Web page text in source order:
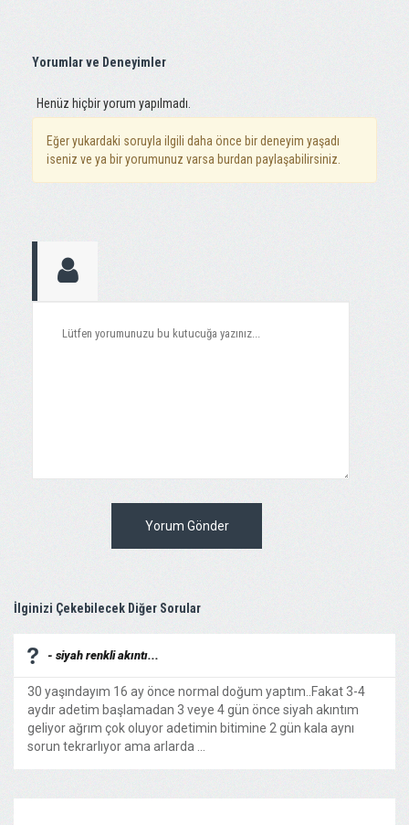
Yorumlar ve Deneyimler
Henüz hiçbir yorum yapılmadı.
Eğer yukardaki soruyla ilgili daha önce bir deneyim yaşadı
iseniz ve ya bir yorumunuz varsa burdan paylaşabilirsiniz.
Yorum Gönder
İlginizi Çekebilecek Diğer Sorular
- siyah renkli akıntı...
30 yaşındayım 16 ay önce normal doğum yaptım..Fakat 3-4
aydır adetim başlamadan 3 veye 4 gün önce siyah akıntım
geliyor ağrım çok oluyor adetimin bitimine 2 gün kala aynı
sorun tekrarlıyor ama arlarda ...